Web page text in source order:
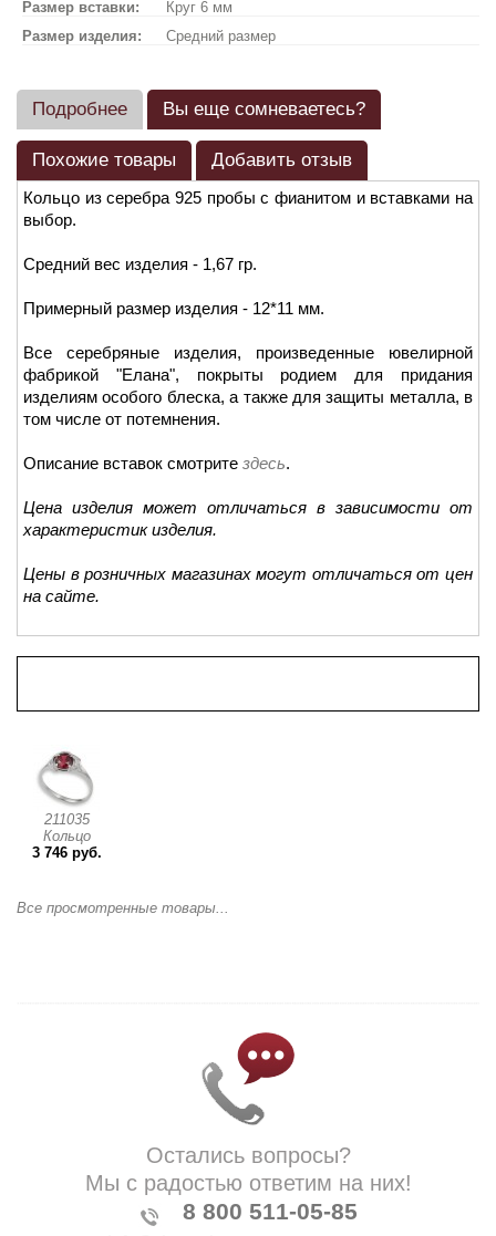
Размер вставки:
Круг 6 мм
Размер изделия:
Средний размер
Подробнее Вы еще сомневаетесь?
Похожие товары Добавить отзыв
Кольцо из серебра 925 пробы с фианитом и вставками на
выбор.
Средний вес изделия - 1,67 гр.
Примерный размер изделия - 12*11 мм.
Все серебряные изделия, произведенные ювелирной
фабрикой "Елана", покрыты родием для придания
изделиям особого блеска, а также для защиты металла, в
том числе от потемнения.
Описание вставок смотрите здесь.
Цена изделия может отличаться в зависимости от
характеристик изделия.
Цены в розничных магазинах могут отличаться от цен
на сайте.
211035
Кольцо
3 746 руб.
Все просмотренные товары...
Остались вопросы?
Мы с радостью ответим на них!
8 800 511-05-85